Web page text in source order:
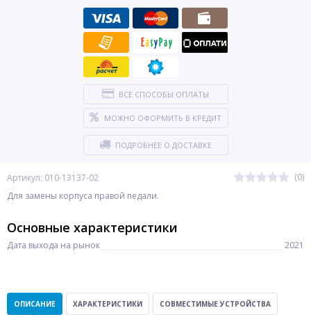
Артикул: 010-13137-02
(0)
Для замены корпуса правой педали.
ВСЕ СПОСОБЫ ОПЛАТЫ
МОЖНО ОФОРМИТЬ В КРЕДИТ
ПОДРОБНЕЕ О ДОСТАВКЕ
Основные характеристики
Дата выхода на рынок 2021
ОПИСАНИЕ ХАРАКТЕРИСТИКИ СОВМЕСТИМЫЕ УСТРОЙСТВА